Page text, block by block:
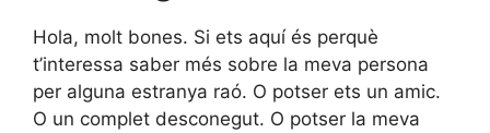
Hola, molt bones. Si ets aquí és perquè
t’interessa saber més sobre la meva persona
per alguna estranya raó. O potser ets un amic.
O un complet desconegut. O potser la meva